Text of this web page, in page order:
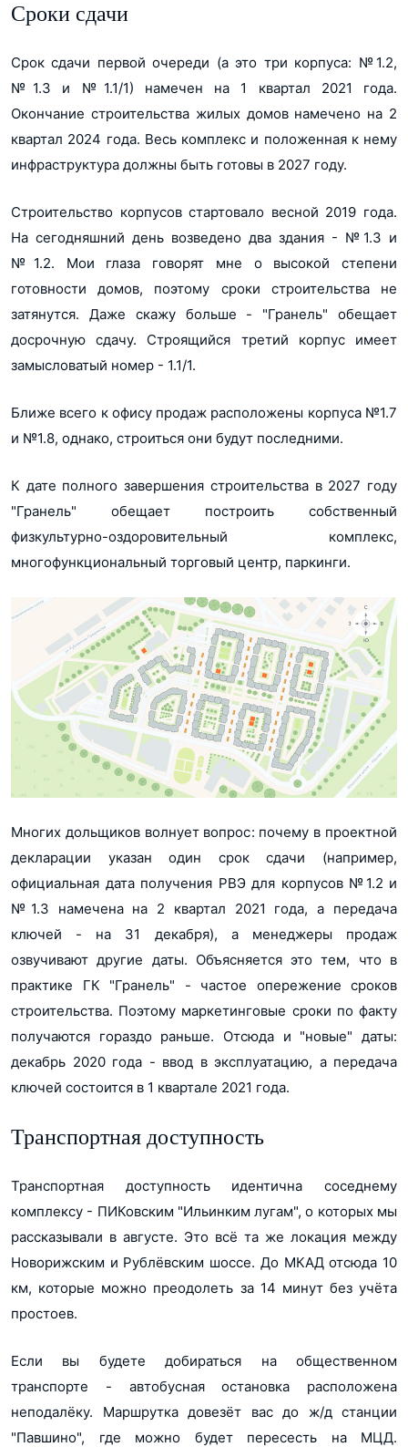
Сроки сдачи
Срок сдачи первой очереди (а это три корпуса: №1.2,
№1.3 и №1.1/1) намечен на 1 квартал 2021 года.
Окончание строительства жилых домов намечено на 2
квартал 2024 года. Весь комплекс и положенная к нему
инфраструктура должны быть готовы в 2027 году.
Строительство корпусов стартовало весной 2019 года.
На сегодняшний день возведено два здания - №1.3 и
№1.2. Мои глаза говорят мне о высокой степени
готовности домов, поэтому сроки строительства не
затянутся. Даже скажу больше - "Гранель" обещает
досрочную сдачу. Строящийся третий корпус имеет
замысловатый номер - 1.1/1.
Ближе всего к офису продаж расположены корпуса №1.7
и №1.8, однако, строиться они будут последними.
К дате полного завершения строительства в 2027 году
"Гранель" обещает построить собственный
физкультурно-оздоровительный комплекс,
многофункциональный торговый центр, паркинги.
Многих дольщиков волнует вопрос: почему в проектной
декларации указан один срок сдачи (например,
официальная дата получения РВЭ для корпусов №1.2 и
№1.3 намечена на 2 квартал 2021 года, а передача
ключей - на 31 декабря), а менеджеры продаж
озвучивают другие даты. Объясняется это тем, что в
практике ГК "Гранель" - частое опережение сроков
строительства. Поэтому маркетинговые сроки по факту
получаются гораздо раньше. Отсюда и "новые" даты:
декабрь 2020 года - ввод в эксплуатацию, а передача
ключей состоится в 1 квартале 2021 года.
Транспортная доступность
Транспортная доступность идентична соседнему
комплексу - ПИКовским "Ильинким лугам", о которых мы
рассказывали в августе. Это всё та же локация между
Новорижским и Рублёвским шоссе. До МКАД отсюда 10
км, которые можно преодолеть за 14 минут без учёта
простоев.
Если вы будете добираться на общественном
транспорте - автобусная остановка расположена
неподалёку. Маршрутка довезёт вас до ж/д станции
"Павшино", где можно будет пересесть на МЦД.